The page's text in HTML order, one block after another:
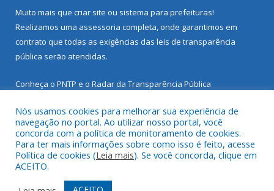
Muito mais que criar site ou sistema para prefeituras!
Realizamos uma assessoria completa, onde garantimos em
contrato que todas as exigências das leis de transparência
pública serão atendidas.
Conheça o PNTP e o Radar da Transparência Pública
Todos os direitos reservados a Prefeitura Municipal de Santarém
Novo.
Mapa do Site Acessar Área Administrativa
Nós usamos cookies para melhorar sua experiência de
navegação no portal. Ao utilizar nosso portal, você
concorda com a política de monitoramento de cookies.
Para ter mais informações sobre como isso é feito, acesse
Política de cookies (Leia mais). Se você concorda, clique em
ACEITO.